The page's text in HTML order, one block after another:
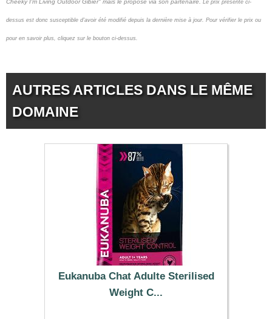
Le prix présenté ci-
dessus est donc susceptible d'avoir été modifié depuis la dernière mise à jour. Pour vérifier le prix ou
pour en savoir plus, cliquez sur le bouton ci-dessus.
AUTRES ARTICLES DANS LE MÊME
DOMAINE
Eukanuba Chat Adulte Sterilised
Weight C...